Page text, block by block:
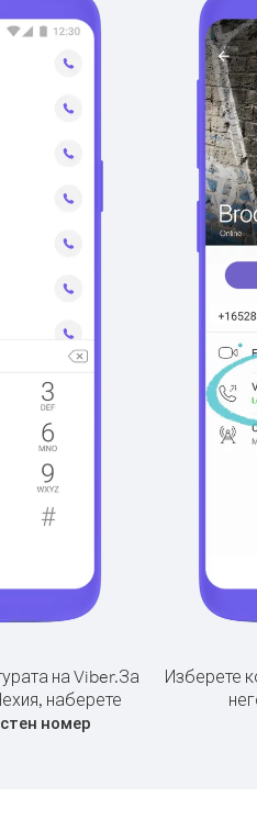
на Viber.За
наберете
номер
Изберете